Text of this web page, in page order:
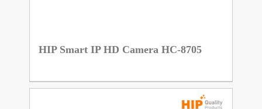
HIP Smart IP HD Camera HC-8705